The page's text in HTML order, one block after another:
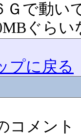
Ｇで動い
ぐら
プに戻る
コメント